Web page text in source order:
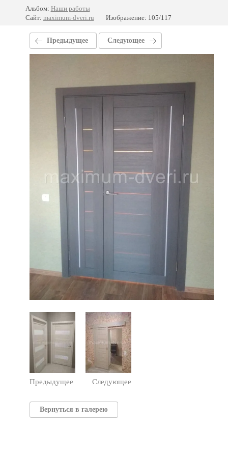
Альбом: Наши работы
Сайт: maximum-dveri.ru Изображение: 105/117
Предыдущее Следующее
Предыдущее Следующее
Вернуться в галерею